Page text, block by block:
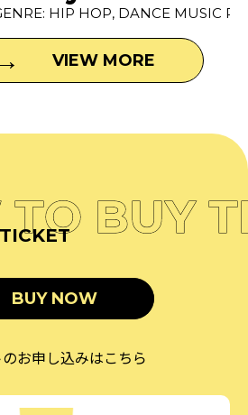
HIP HOP, DANCE MUSIC P...
VIEW MORE
BUY
BUY NOW
お申し込みはこちら